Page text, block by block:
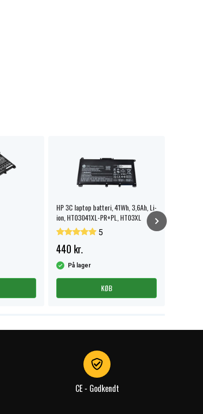
HP 3C laptop batteri, 41Wh, 3,6Ah, Li-
ion, HT03041XL-PR+PL, HT03XL
5
440 kr.
På lager
KØB
CE - Godkendt